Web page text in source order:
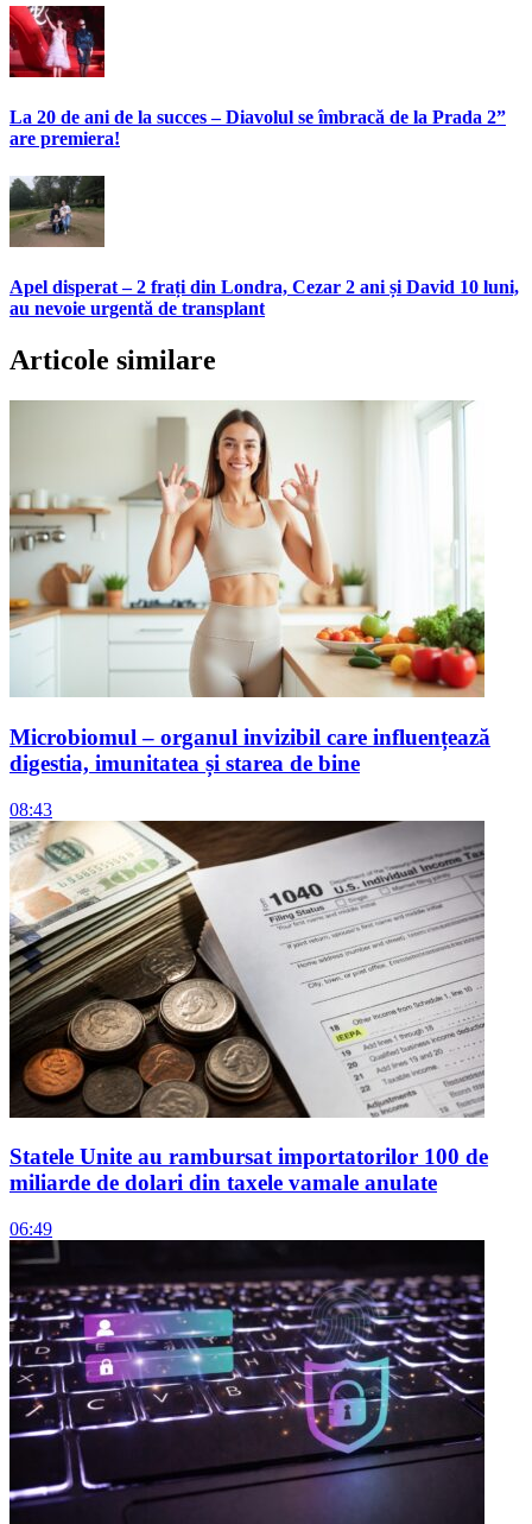
La 20 de ani de la succes – Diavolul se îmbracă de la Prada 2”
are premiera!
Apel disperat – 2 frați din Londra, Cezar 2 ani și David 10 luni,
au nevoie urgentă de transplant
Articole similare
Microbiomul – organul invizibil care influențează
digestia, imunitatea și starea de bine
08:43
Statele Unite au rambursat importatorilor 100 de
miliarde de dolari din taxele vamale anulate
06:49